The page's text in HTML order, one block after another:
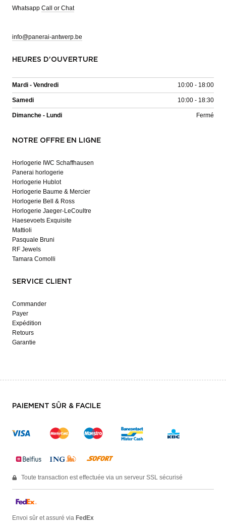
Whatsapp Call or Chat
info@panerai-antwerp.be
HEURES D'OUVERTURE
Mardi - Vendredi 10:00 - 18:00
Samedi 10:00 - 18:30
Dimanche - Lundi Fermé
NOTRE OFFRE EN LIGNE
Horlogerie IWC Schaffhausen
Panerai horlogerie
Horlogerie Hublot
Horlogerie Baume & Mercier
Horlogerie Bell & Ross
Horlogerie Jaeger-LeCoultre
Haesevoets Exquisite
Mattioli
Pasquale Bruni
RF Jewels
Tamara Comolli
SERVICE CLIENT
Commander
Payer
Expédition
Retours
Garantie
PAIEMENT SÛR & FACILE
Toute transaction est effectuée via un serveur SSL sécurisé
Envoi sûr et assuré via FedEx